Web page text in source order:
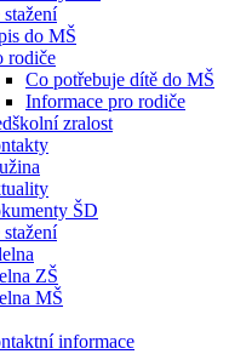
do MŠ
rodiče
Co potřebuje dítě do MŠ
Informace pro rodiče
zralost
ŠD
ZŠ
MŠ
informace